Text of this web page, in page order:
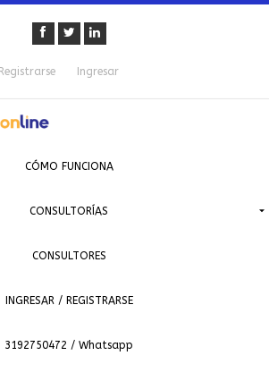
Registrarse Ingresar
CÓMO FUNCIONA
CONSULTORÍAS
CONSULTORES
INGRESAR / REGISTRARSE
3192750472 / Whatsapp